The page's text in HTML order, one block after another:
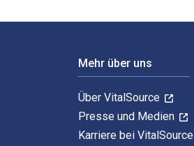
Mehr über uns
Über VitalSource
Presse und Medien
Karriere bei VitalSource